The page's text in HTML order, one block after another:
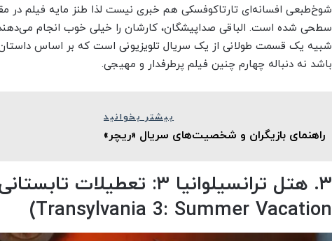
شوخ‌طبعی افسانه‌ای تارتاکوفسکی هم خبری نیست لذا طنز مایه فیلم در
سطحی شده است. الباقی صداپیشگان، کارشان را خیلی خوب انجام می‌دهند،
شبیه یک قسمت طولانی از یک سریال تلویزیونی است که بر اساس
باشد نه دنباله چهارم چنین فیلم پرطرفدار و مهیجی.
بیشتر بخوانید
راهنمای بازیگران و شخصیت‌های سریال «ریچر»
Transylvania 3: Summer Vacation)